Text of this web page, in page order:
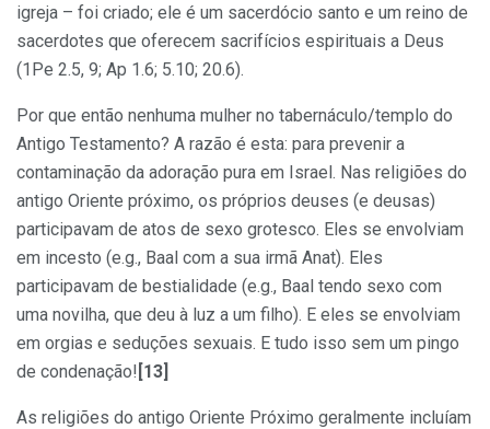
igreja – foi criado; ele é um sacerdócio santo e um reino de
sacerdotes que oferecem sacrifícios espirituais a Deus
(1Pe 2.5, 9; Ap 1.6; 5.10; 20.6).
Por que então nenhuma mulher no tabernáculo/templo do
Antigo Testamento? A razão é esta: para prevenir a
contaminação da adoração pura em Israel. Nas religiões do
antigo Oriente próximo, os próprios deuses (e deusas)
participavam de atos de sexo grotesco. Eles se envolviam
em incesto (e.g., Baal com a sua irmã Anat). Eles
participavam de bestialidade (e.g., Baal tendo sexo com
uma novilha, que deu à luz a um filho). E eles se envolviam
em orgias e seduções sexuais. E tudo isso sem um pingo
de condenação! [13]
As religiões do antigo Oriente Próximo geralmente incluíam